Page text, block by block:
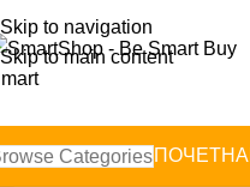
Skip to navigation
Skip to main content
CategoriesПОЧЕТНА